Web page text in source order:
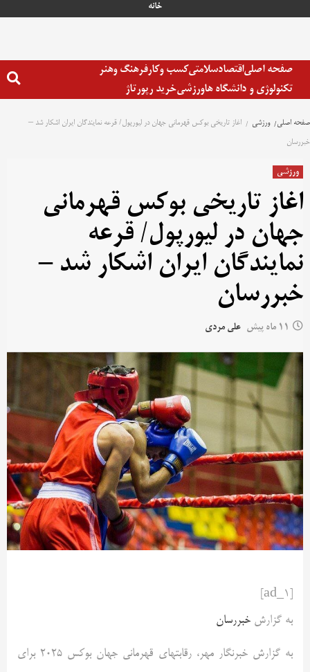
خانه
صفحه اصلیاقتصادسلامتیکسب وکارفرهنگ وهنر
تکنولوژی و دانشگاه هاورزشیخرید رپورتاژ
صفحه اصلی ورزشی
اغاز تاریخی بوکس قهرمانی جهان در لیورپول/ قرعه نمایندگان ایران اشکار شد –
خبررسان
ورزشی
اغاز تاریخی بوکس قهرمانی
جهان در لیورپول/ قرعه
نمایندگان ایران اشکار شد –
خبررسان
11 ماه پیش علی مردی
به گزارش خبررسان
به گزارش خبرنگار مهر، رقابتهای قهرمانی جهان بوکس ۲۰۲۵ برای